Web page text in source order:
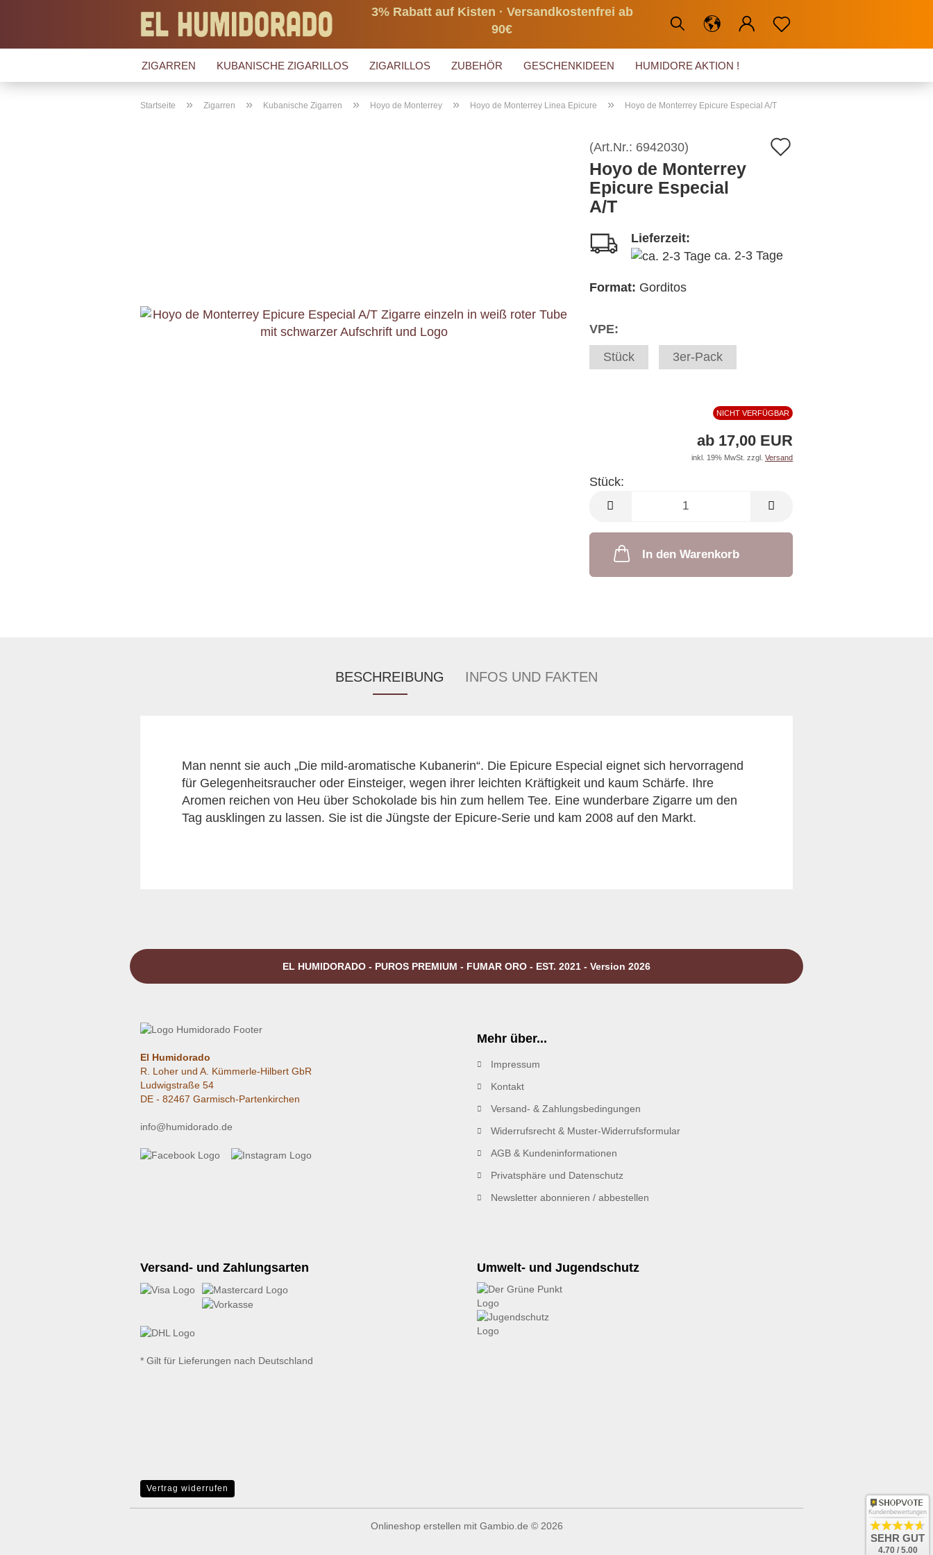
3% Rabatt auf Kisten · Versandkostenfrei ab
90€
ZIGARREN KUBANISCHE ZIGARILLOS ZIGARILLOS ZUBEHÖR GESCHENKIDEEN HUMIDORE AKTION !
Startseite » Zigarren » Kubanische Zigarren » Hoyo de Monterrey » Hoyo de Monterrey Linea Epicure » Hoyo de Monterrey Epicure Especial A/T
(Art.Nr.: 6942030)
Hoyo de Monterrey
Epicure Especial
A/T
Lieferzeit:
ca. 2-3 Tage
Format: Gorditos
VPE:
Stück
3er-Pack
NICHT VERFÜGBAR
ab 17,00 EUR
inkl. 19% MwSt. zzgl. Versand
Stück:
Stück
In den Warenkorb
BESCHREIBUNG INFOS UND FAKTEN
Man nennt sie auch „Die mild-aromatische Kubanerin“. Die Epicure Especial eignet sich hervorragend
für Gelegenheitsraucher oder Einsteiger, wegen ihrer leichten Kräftigkeit und kaum Schärfe. Ihre
Aromen reichen von Heu über Schokolade bis hin zum hellem Tee. Eine wunderbare Zigarre um den
Tag ausklingen zu lassen. Sie ist die Jüngste der Epicure-Serie und kam 2008 auf den Markt.
EL HUMIDORADO - PUROS PREMIUM - FUMAR ORO - EST. 2021 - Version 2026
El Humidorado
R. Loher und A. Kümmerle-Hilbert GbR
Ludwigstraße 54
DE - 82467 Garmisch-Partenkirchen
info@humidorado.de
Mehr über...
Impressum
Kontakt
Versand- & Zahlungsbedingungen
Widerrufsrecht & Muster-Widerrufsformular
AGB & Kundeninformationen
Privatsphäre und Datenschutz
Newsletter abonnieren / abbestellen
Versand- und Zahlungsarten
* Gilt für Lieferungen nach Deutschland
Umwelt- und Jugendschutz
Vertrag widerrufen
Onlineshop erstellen mit Gambio.de © 2026
Kundenbewertungen
SEHR GUT
4.70 / 5.00